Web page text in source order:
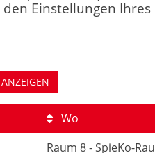
Einstellungen Ihres
Wo
Raum 8 - SpieKo-